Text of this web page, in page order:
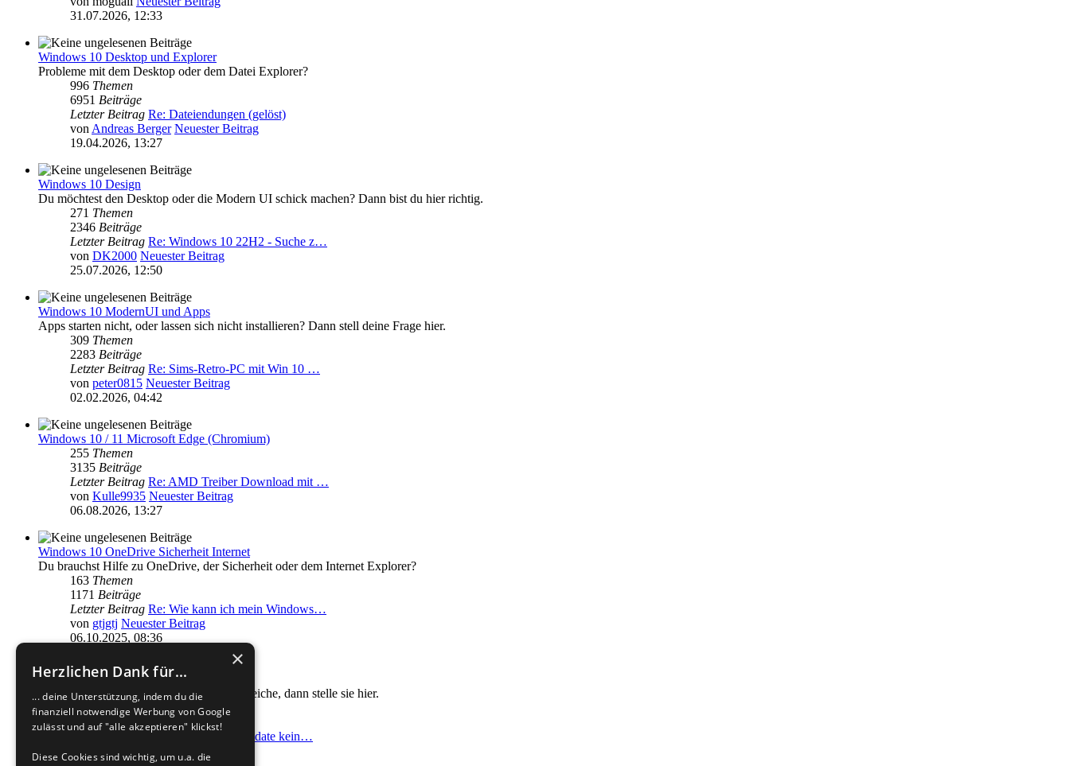
31.07.2026, 12:33
Windows 10 Desktop und Explorer
Probleme mit dem Desktop oder dem Datei Explorer?
996 Themen
6951 Beiträge
Letzter Beitrag Re: Dateiendungen (gelöst)
von Andreas Berger Neuester Beitrag
19.04.2026, 13:27
Windows 10 Design
Du möchtest den Desktop oder die Modern UI schick machen? Dann bist du hier richtig.
271 Themen
2346 Beiträge
Letzter Beitrag Re: Windows 10 22H2 - Suche z…
von DK2000 Neuester Beitrag
25.07.2026, 12:50
Windows 10 ModernUI und Apps
Apps starten nicht, oder lassen sich nicht installieren? Dann stell deine Frage hier.
309 Themen
2283 Beiträge
Letzter Beitrag Re: Sims-Retro-PC mit Win 10 …
von peter0815 Neuester Beitrag
02.02.2026, 04:42
Windows 10 / 11 Microsoft Edge (Chromium)
255 Themen
3135 Beiträge
Letzter Beitrag Re: AMD Treiber Download mit …
von Kulle9935 Neuester Beitrag
06.08.2026, 13:27
Windows 10 OneDrive Sicherheit Internet
Du brauchst Hilfe zu OneDrive, der Sicherheit oder dem Internet Explorer?
163 Themen
1171 Beiträge
Letzter Beitrag Re: Wie kann ich mein Windows…
von gtjgtj Neuester Beitrag
06.10.2025, 08:36
Windows 10 Allgemein
Deine Frage passt nicht in die anderen Bereiche, dann stelle sie hier.
3863Themen
29694Beiträge
Re: Nach Inplace Update kein…
von
Gast2025 Neuester Beitrag
×
Herzlichen Dank für...
... deine Unterstützung, indem du die
finanziell notwendige Werbung von Google
zulässt und auf "alle akzeptieren" klickst!
Diese Cookies sind wichtig, um u.a. die